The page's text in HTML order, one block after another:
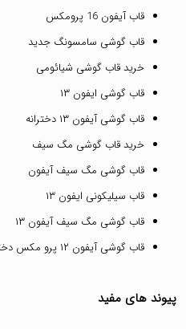
قاب آیفون 16 پرومکس
قاب گوشی سامسونگ جدید
خرید قاب گوشی شیائومی
قاب گوشی ایفون ۱۳
قاب گوشی آیفون ۱۳ دخترانه
خرید قاب گوشی مگ سیف
قاب گوشی مگ سیف آیفون
قاب سیلیکونی ایفون ۱۳
قاب گوشی مگ سیف آیفون ۱۳
قاب گوشی آیفون ۱۲ پرو مکس دخترانه
پیوند های مفید